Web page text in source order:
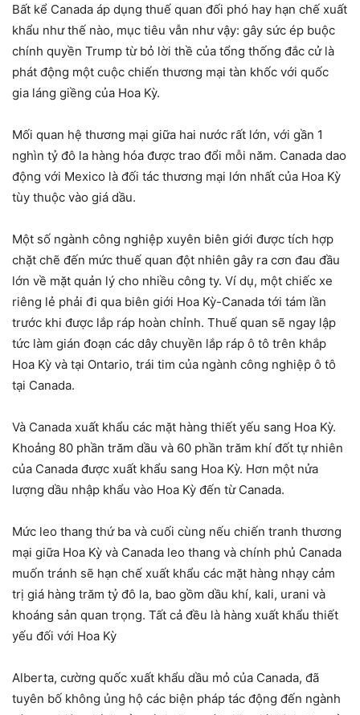
Bất kể Canada áp dụng thuế quan đối phó hay hạn chế xuất
khẩu như thế nào, mục tiêu vẫn như vậy: gây sức ép buộc
chính quyền Trump từ bỏ lời thề của tổng thống đắc cử là
phát động một cuộc chiến thương mại tàn khốc với quốc
gia láng giềng của Hoa Kỳ.
Mối quan hệ thương mại giữa hai nước rất lớn, với gần 1
nghìn tỷ đô la hàng hóa được trao đổi mỗi năm. Canada dao
động với Mexico là đối tác thương mại lớn nhất của Hoa Kỳ
tùy thuộc vào giá dầu.
Một số ngành công nghiệp xuyên biên giới được tích hợp
chặt chẽ đến mức thuế quan đột nhiên gây ra cơn đau đầu
lớn về mặt quản lý cho nhiều công ty. Ví dụ, một chiếc xe
riêng lẻ phải đi qua biên giới Hoa Kỳ-Canada tới tám lần
trước khi được lắp ráp hoàn chỉnh. Thuế quan sẽ ngay lập
tức làm gián đoạn các dây chuyền lắp ráp ô tô trên khắp
Hoa Kỳ và tại Ontario, trái tim của ngành công nghiệp ô tô
tại Canada.
Và Canada xuất khẩu các mặt hàng thiết yếu sang Hoa Kỳ.
Khoảng 80 phần trăm dầu và 60 phần trăm khí đốt tự nhiên
của Canada được xuất khẩu sang Hoa Kỳ. Hơn một nửa
lượng dầu nhập khẩu vào Hoa Kỳ đến từ Canada.
Mức leo thang thứ ba và cuối cùng nếu chiến tranh thương
mại giữa Hoa Kỳ và Canada leo thang và chính phủ Canada
muốn tránh sẽ hạn chế xuất khẩu các mặt hàng nhạy cảm
trị giá hàng trăm tỷ đô la, bao gồm dầu khí, kali, urani và
khoáng sản quan trọng. Tất cả đều là hàng xuất khẩu thiết
yếu đối với Hoa Kỳ
Alberta, cường quốc xuất khẩu dầu mỏ của Canada, đã
tuyên bố không ủng hộ các biện pháp tác động đến ngành